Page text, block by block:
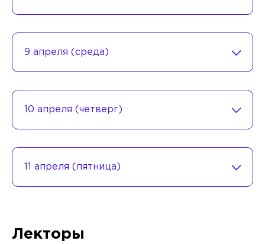
9 апреля (среда)
10 апреля (четверг)
11 апреля (пятница)
Лекторы